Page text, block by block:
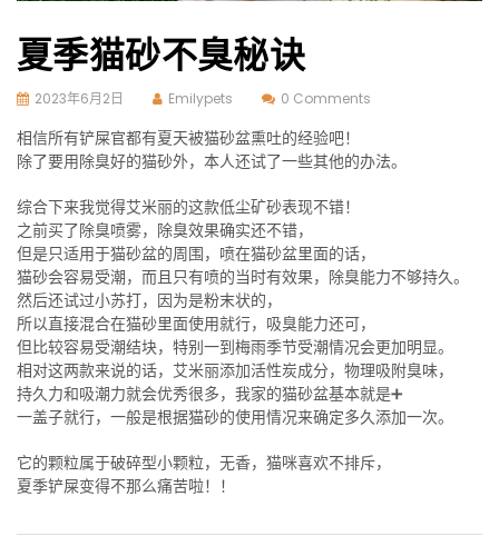
夏季猫砂不臭秘诀
2023年6月2日 Emilypets 0 Comments
相信所有铲屎官都有夏天被猫砂盆熏吐的经验吧！
除了要用除臭好的猫砂外，本人还试了一些其他的办法。
综合下来我觉得艾米丽的这款低尘矿砂表现不错！
之前买了除臭喷雾，除臭效果确实还不错，
但是只适用于猫砂盆的周围，喷在猫砂盆里面的话，
猫砂会容易受潮，而且只有喷的当时有效果，除臭能力不够持久。
然后还试过小苏打，因为是粉末状的，
所以直接混合在猫砂里面使用就行，吸臭能力还可，
但比较容易受潮结块，特别一到梅雨季节受潮情况会更加明显。
相对这两款来说的话，艾米丽添加活性炭成分，物理吸附臭味，
持久力和吸潮力就会优秀很多，我家的猫砂盆基本就是➕
一盖子就行，一般是根据猫砂的使用情况来确定多久添加一次。
它的颗粒属于破碎型小颗粒，无香，猫咪喜欢不排斥，
夏季铲屎变得不那么痛苦啦！！